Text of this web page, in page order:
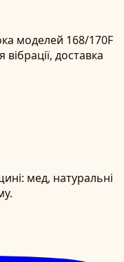
моделей 168/170F
доставка
мед, натуральні